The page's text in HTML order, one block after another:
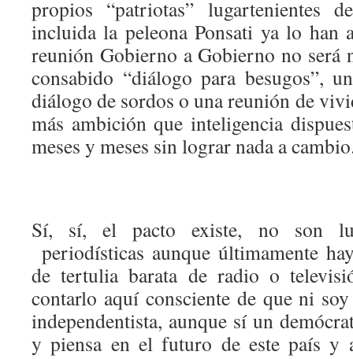
propios “patriotas” lugartenientes
incluida la peleona Ponsati ya lo han
reunión Gobierno a Gobierno no será
consabido “diálogo para besugos”,
diálogo de sordos o una reunión de
más ambición que inteligencia
meses y meses sin lograr nada a
Sí, sí, el pacto existe, no son
periodísticas aunque últimamente
de tertulia barata de radio o
contarlo aquí consciente de que ni
independentista, aunque sí un
y piensa en el futuro de este país y